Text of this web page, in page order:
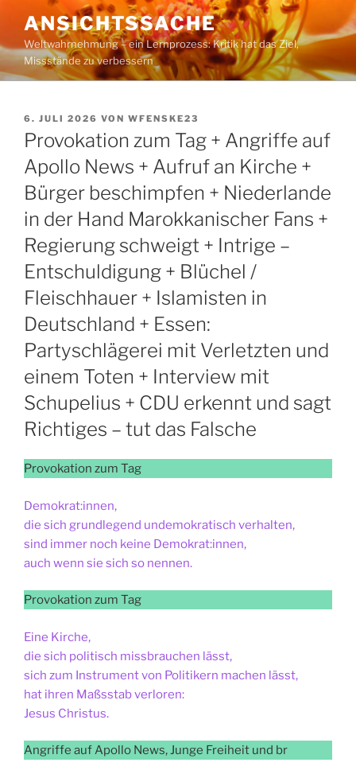
Inhalt
springen
ANSICHTSSACHE
Weltwahrnehmung – ein Lernprozess: Kritik hat das Ziel,
Missstände zu verbessern
VERÖFFENTLICHT
AM
6. JULI 2026 VON WFENSKE23
Provokation zum Tag + Angriffe auf
Apollo News + Aufruf an Kirche +
Bürger beschimpfen + Niederlande
in der Hand Marokkanischer Fans +
Regierung schweigt + Intrige –
Entschuldigung + Blüchel /
Fleischhauer + Islamisten in
Deutschland + Essen:
Partyschlägerei mit Verletzten und
einem Toten + Interview mit
Schupelius + CDU erkennt und sagt
Richtiges – tut das Falsche
Provokation zum Tag
Demokrat:innen,
die sich grundlegend undemokratisch verhalten,
sind immer noch keine Demokrat:innen,
auch wenn sie sich so nennen.
Provokation zum Tag
Eine Kirche,
die sich politisch missbrauchen lässt,
sich zum Instrument von Politikern machen lässt,
hat ihren Maßsstab verloren:
Jesus Christus.
Angriffe auf Apollo News, Junge Freiheit und br